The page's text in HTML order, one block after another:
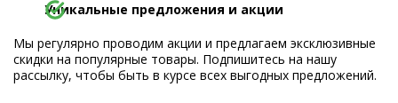
Уникальные предложения и акции
Мы регулярно проводим акции и предлагаем эксклюзивные
скидки на популярные товары. Подпишитесь на нашу
рассылку, чтобы быть в курсе всех выгодных предложений.